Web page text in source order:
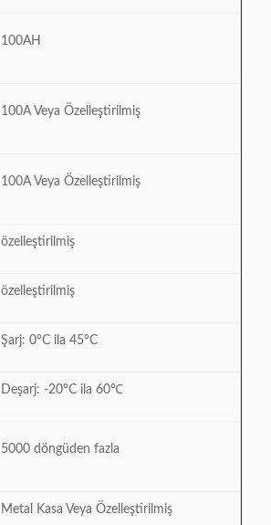
100AH
100A Veya Özelleştirilmiş
100A Veya Özelleştirilmiş
özelleştirilmiş
özelleştirilmiş
Şarj: 0°C ila 45°C
Deşarj: -20°C ila 60℃
5000 döngüden fazla
Metal Kasa Veya Özelleştirilmiş